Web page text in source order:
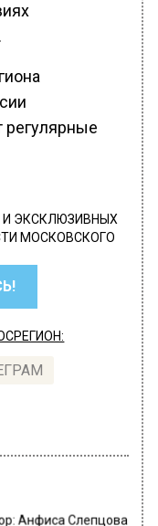
регулярные
ЭКСКЛЮЗИВНЫХ
МОСКОВСКОГО
Анфиса Слепцова